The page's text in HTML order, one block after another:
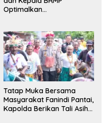
Optimalkan
Pangan Papua Barat
Tatap Muka Bersama
Masyarakat Fanindi Pantai,
Kapolda Berikan Tali Asih